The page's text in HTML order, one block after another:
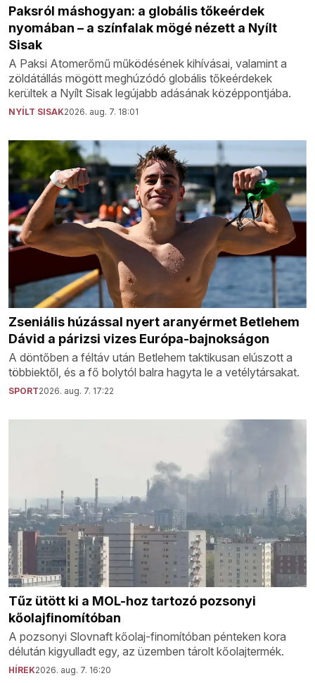
Paksról máshogyan: a globális tőkeérdek
nyomában – a színfalak mögé nézett a Nyílt
Sisak
A Paksi Atomerőmű működésének kihívásai, valamint a
zöldátállás mögött meghúzódó globális tőkeérdekek
kerültek a Nyílt Sisak legújabb adásának középpontjába.
NYÍLT SISAK2026. aug. 7. 18:01
Zseniális húzással nyert aranyérmet Betlehem
Dávid a párizsi vizes Európa-bajnokságon
A döntőben a féltáv után Betlehem taktikusan elúszott a
többiektől, és a fő bolytól balra hagyta le a vetélytársakat.
SPORT2026. aug. 7. 17:22
Tűz ütött ki a MOL-hoz tartozó pozsonyi
kőolajfinomítóban
A pozsonyi Slovnaft kőolaj-finomítóban pénteken kora
délután kigyulladt egy, az üzemben tárolt kőolajtermék.
HÍREK2026. aug. 7. 16:20